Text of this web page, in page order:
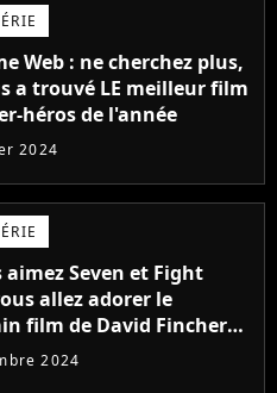
Web : ne cherchez plus,
a trouvé LE meilleur film
héros de l'année
2024
aimez Seven et Fight
allez adorer le
film de David Fincher
il se réinvente
2024